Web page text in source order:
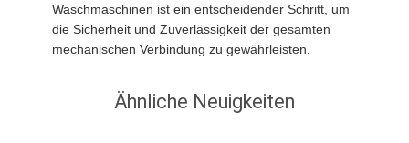
Waschmaschinen ist ein entscheidender Schritt, um
die Sicherheit und Zuverlässigkeit der gesamten
mechanischen Verbindung zu gewährleisten.
Ähnliche Neuigkeiten